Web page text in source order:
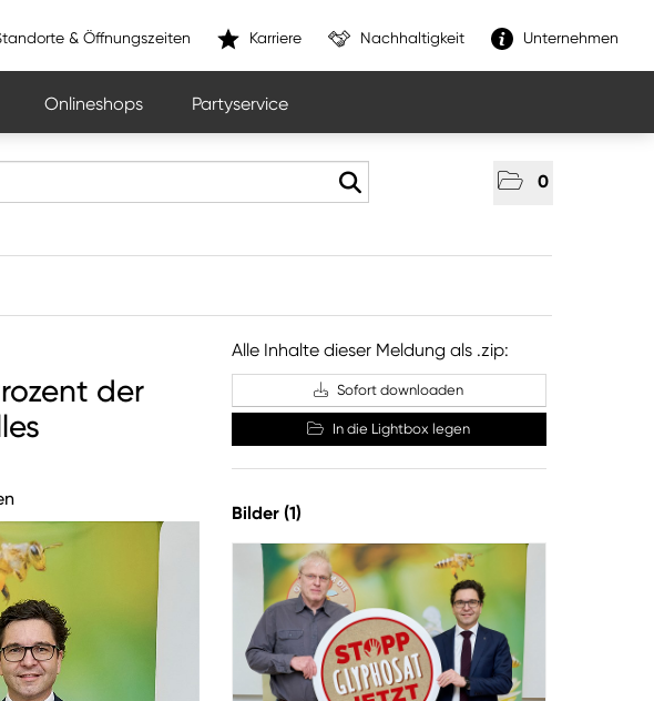
& Öffnungszeiten Karriere Nachhaltigkeit Unternehmen
Onlineshops Partyservice
0
der
Alle Inhalte dieser Meldung als .zip:
Sofort downloaden
In die Lightbox legen
Bilder (1)